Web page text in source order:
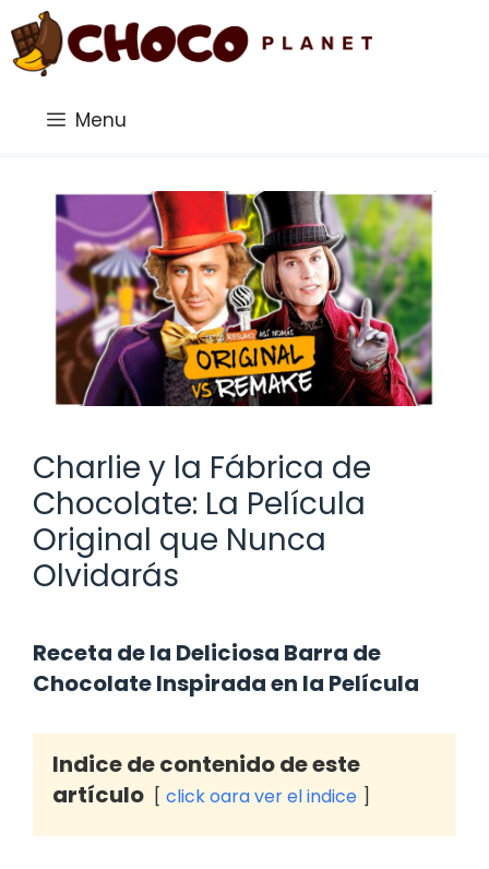
Saltar
al
contenido
Menu
Charlie y la Fábrica de
Chocolate: La Película
Original que Nunca
Olvidarás
Receta de la Deliciosa Barra de
Chocolate Inspirada en la Película
Indice de contenido de este
artículo
click oara ver el indice